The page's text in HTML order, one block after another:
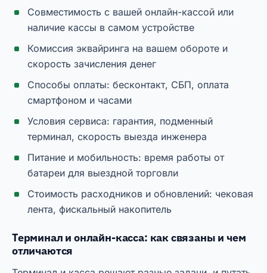
Совместимость с вашей онлайн-кассой или
наличие кассы в самом устройстве
Комиссия эквайринга на вашем обороте и
скорость зачисления денег
Способы оплаты: бесконтакт, СБП, оплата
смартфоном и часами
Условия сервиса: гарантия, подменный
терминал, скорость выезда инженера
Питание и мобильность: время работы от
батареи для выездной торговли
Стоимость расходников и обновлений: чековая
лента, фискальный накопитель
Терминал и онлайн-касса: как связаны и чем
отличаются